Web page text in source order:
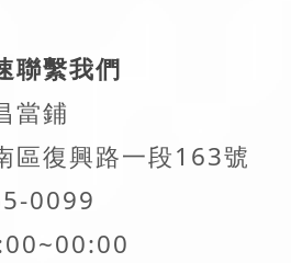
聯繫我們
當鋪
區復興路一段163號
0099